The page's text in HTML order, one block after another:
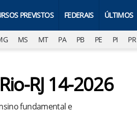
PREVISTOS FEDERAIS ÚLTIMOS
MS MT PA PB PE PI PR
RJ 14-2026
fundamental e